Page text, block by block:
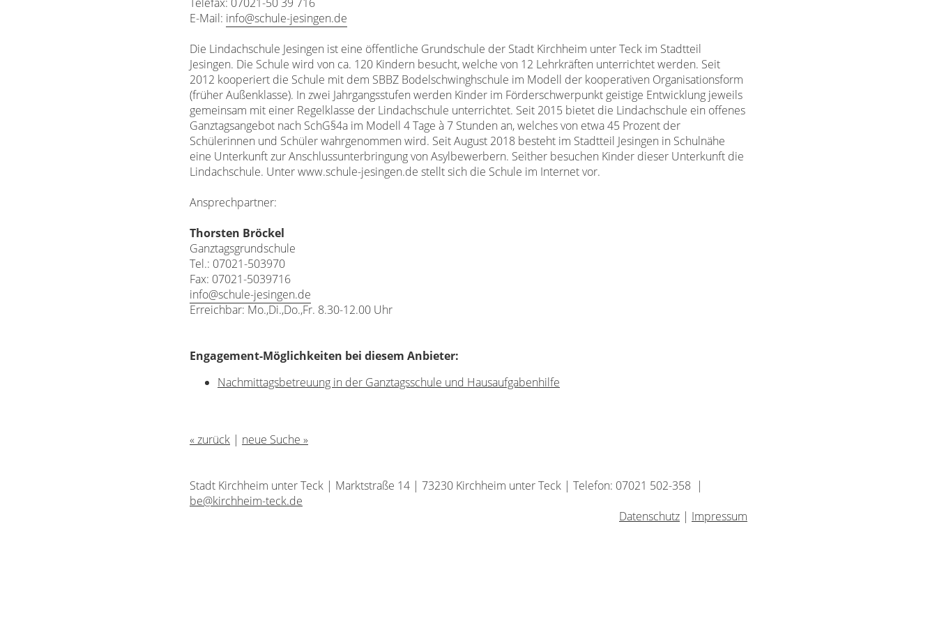
Telefax: 07021-50 39 716
E-Mail: info@schule-jesingen.de
Die Lindachschule Jesingen ist eine öffentliche Grundschule der Stadt Kirchheim unter Teck im Stadtteil
Jesingen. Die Schule wird von ca. 120 Kindern besucht, welche von 12 Lehrkräften unterrichtet werden. Seit
2012 kooperiert die Schule mit dem SBBZ Bodelschwinghschule im Modell der kooperativen Organisationsform
(früher Außenklasse). In zwei Jahrgangsstufen werden Kinder im Förderschwerpunkt geistige Entwicklung jeweils
gemeinsam mit einer Regelklasse der Lindachschule unterrichtet. Seit 2015 bietet die Lindachschule ein offenes
Ganztagsangebot nach SchG§4a im Modell 4 Tage à 7 Stunden an, welches von etwa 45 Prozent der
Schülerinnen und Schüler wahrgenommen wird. Seit August 2018 besteht im Stadtteil Jesingen in Schulnähe
eine Unterkunft zur Anschlussunterbringung von Asylbewerbern. Seither besuchen Kinder dieser Unterkunft die
Lindachschule. Unter www.schule-jesingen.de stellt sich die Schule im Internet vor.
Ansprechpartner:
Thorsten Bröckel
Ganztagsgrundschule
Tel.: 07021-503970
Fax: 07021-5039716
info@schule-jesingen.de
Erreichbar: Mo.,Di.,Do.,Fr. 8.30-12.00 Uhr
Engagement-Möglichkeiten bei diesem Anbieter:
Nachmittagsbetreuung in der Ganztagsschule und Hausaufgabenhilfe
« zurück | neue Suche »
Stadt Kirchheim unter Teck | Marktstraße 14 | 73230 Kirchheim unter Teck | Telefon: 07021 502-358 |
be@kirchheim-teck.de
Impressum
Datenschutz |